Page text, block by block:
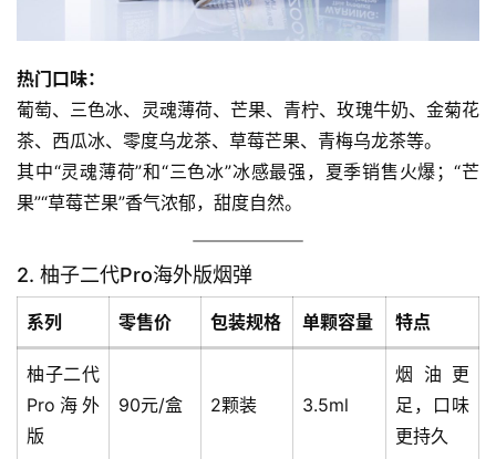
电
子
烟
资
电
子
百
科
热门口味：
葡萄、三色冰、灵魂薄荷、芒果、青柠、玫瑰牛奶、金菊花
茶、西瓜冰、零度乌龙茶、草莓芒果、青梅乌龙茶等。
其中“灵魂薄荷”和“三色冰”冰感最强，夏季销售火爆；“芒
果”“草莓芒果”香气浓郁，甜度自然。
2. 柚子二代Pro海外版烟弹
系列 零售价 包装规格 单颗容量 特点
柚子二代
Pro海外
版
90元/盒 2颗装 3.5ml
烟油更
足，口味
更持久